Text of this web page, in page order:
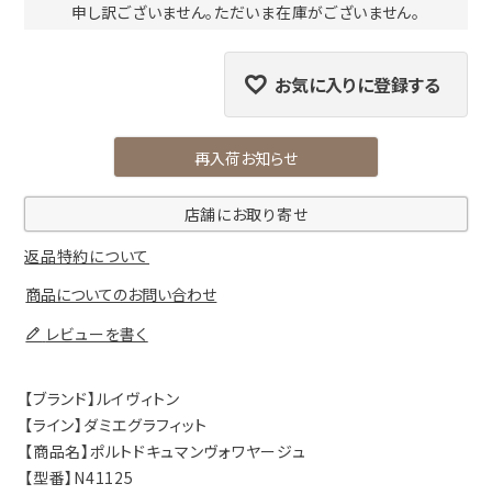
申し訳ございません。ただいま在庫がございません。
お気に入りに登録する
再入荷お知らせ
店舗にお取り寄せ
返品特約について
商品についてのお問い合わせ
レビューを書く
【ブランド】ルイヴィトン
【ライン】ダミエグラフィット
【商品名】ポルトドキュマンヴォワヤージュ
【型番】N41125